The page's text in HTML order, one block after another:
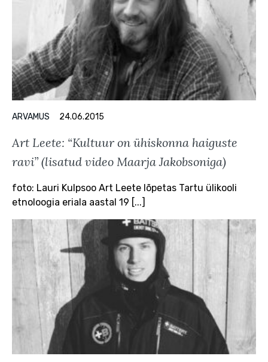
Art Leete: “Kultuur on ühiskonna haiguste
ravi” (lisatud video Maarja Jakobsoniga)
foto: Lauri Kulpsoo Art Leete lõpetas Tartu ülikooli
etnoloogia eriala aastal 19 [...]
ARVAMUS 24.06.2015